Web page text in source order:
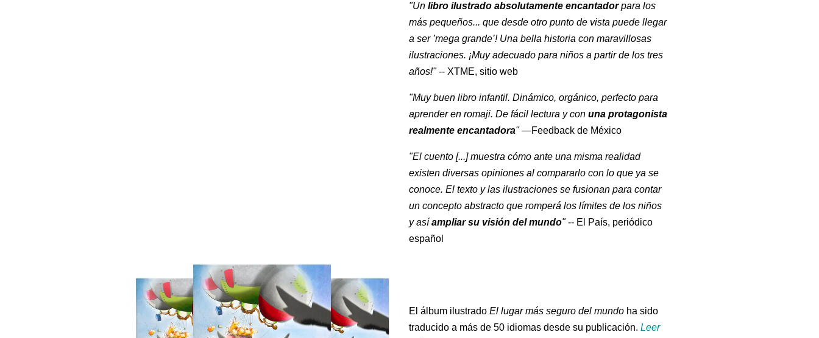
"Unlibro ilustrado absolutamente encantadorpara los
más pequeños... que desde otro punto de vista puede llegar
a ser ’mega grande’! Una bella historia con maravillosas
ilustraciones. ¡Muy adecuado para niños a partir de los tres
años!"-- XTME, sitio web
"Muy buen libro infantil. Dinámico, orgánico, perfecto para
aprender en romaji. De fácil lectura y conuna protagonista
realmente encantadora"—Feedback de México
"El cuento [...] muestra cómo ante una misma realidad
existen diversas opiniones al compararlo con lo que ya se
conoce. El texto y las ilustraciones se fusionan para contar
un concepto abstracto que romperá los límites de los niños
y asíampliar su visión del mundo"-- El País, periódico
español
El álbum ilustradoEl lugar más seguro del mundo ha sido
traducido a más de 50 idiomas desde su publicación.Leer